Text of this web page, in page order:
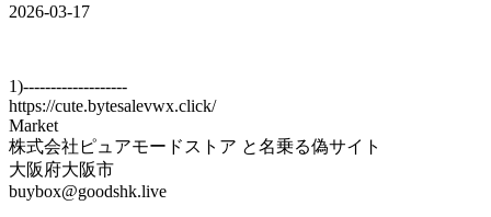
2026-03-17
1)-------------------
https://cute.bytesalevwx.click/
Market
株式会社ピュアモードストア と名乗る偽サイト
大阪府大阪市
buybox@goodshk.live